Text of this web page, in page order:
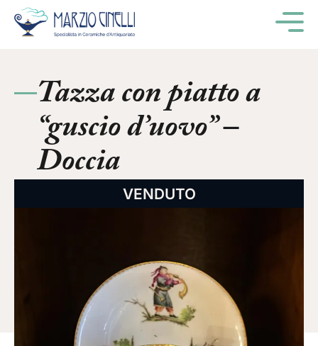
Tazza con piatto a
“guscio d’uovo” –
Doccia
VENDUTO